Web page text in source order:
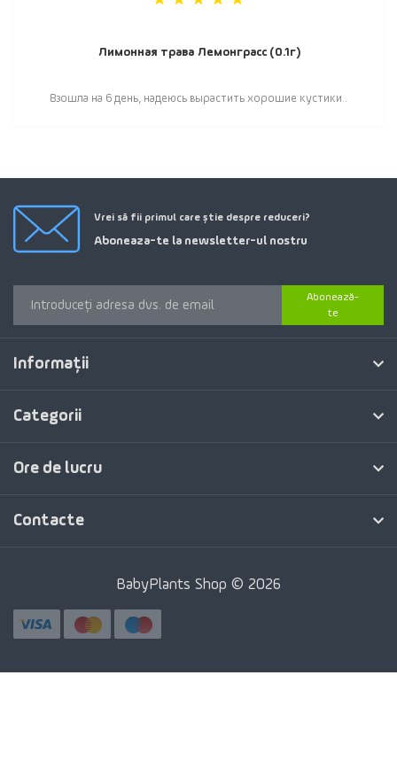
Лимонная трава Лемонграсс (0.1г)
Взошла на 6 день, надеюсь вырастить хорошие кустики..
Vrei să fii primul care știe despre reduceri?
Aboneaza-te la newsletter-ul nostru
Abonează-
te
Informaţii
Categorii
Ore de lucru
Contacte
BabyPlants Shop © 2026